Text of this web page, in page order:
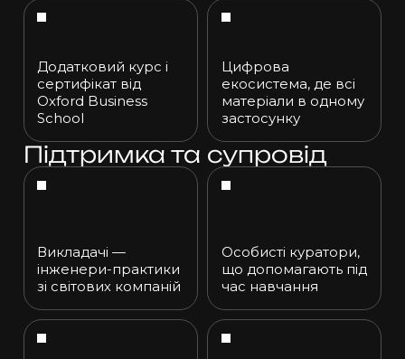
Додатковий курс і
сертифікат від
Oxford Business
School
Цифрова
екосистема, де всі
матеріали в одному
застосунку
Підтримка та супровід
Викладачі —
інженери-практики
зі світових компаній
Особисті куратори,
що допомагають під
час навчання